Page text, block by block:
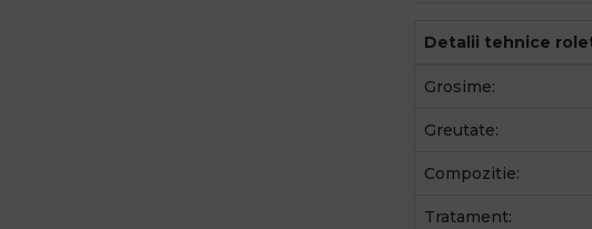
Detalii tehnice
Grosime:
Greutate:
Compozitie:
Tratament: